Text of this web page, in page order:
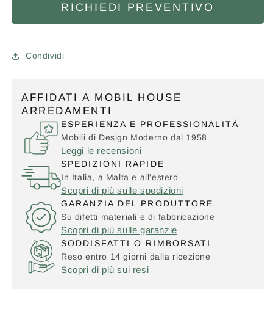
RICHIEDI PREVENTIVO
Condividi
AFFIDATI A MOBIL HOUSE
ARREDAMENTI
ESPERIENZA E PROFESSIONALITÀ
Mobili di Design Moderno dal 1958
Leggi le recensioni
SPEDIZIONI RAPIDE
In Italia, a Malta e all'estero
Scopri di più sulle spedizioni
GARANZIA DEL PRODUTTORE
Su difetti materiali e di fabbricazione
Scopri di più sulle garanzie
SODDISFATTI O RIMBORSATI
Reso entro 14 giorni dalla ricezione
Scopri di più sui resi